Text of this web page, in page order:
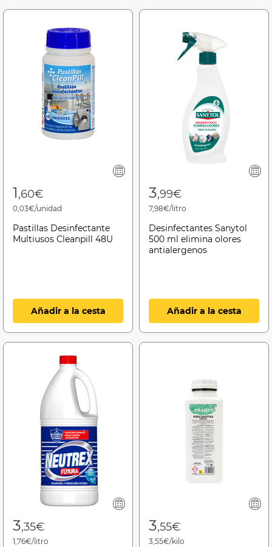
1,60€
0,03€/unidad
Pastillas Desinfectante
Multiusos Cleanpill 48U
Añadir a la cesta
3,99€
7,98€/litro
Desinfectantes Sanytol
500 ml elimina olores
antialergenos
Añadir a la cesta
3,35€
1,76€/litro
3,55€
3,55€/kilo